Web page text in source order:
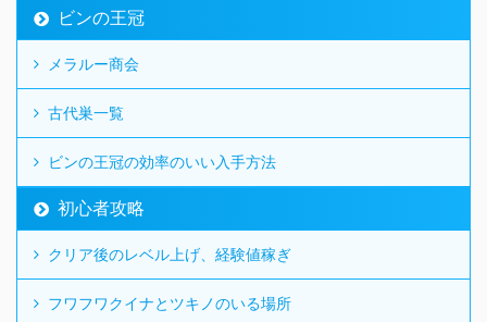
ビンの王冠
メラルー商会
古代巣一覧
ビンの王冠の効率のいい入手方法
初心者攻略
クリア後のレベル上げ、経験値稼ぎ
フワフワクイナとツキノのいる場所